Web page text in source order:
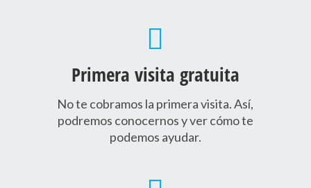
Primera visita gratuita
No te cobramos la primera visita. Así,
podremos conocernos y ver cómo te
podemos ayudar.